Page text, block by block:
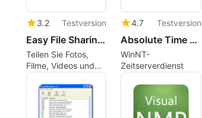
3.2 Testversion
Easy File Sharing Web Server
Teilen Sie Fotos,
Filme, Videos und
MP3s über eine
webbasierte
Schnittstelle
4.7 Testversion
Absolute Time Server
WinNT-
Zeitserverdienst